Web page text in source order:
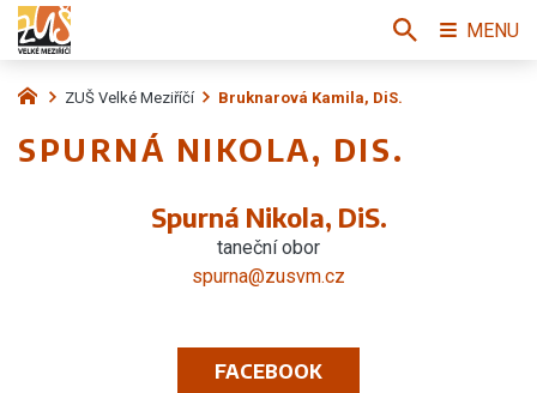
FACEBOOK
ZUŠ Velké Meziříčí Bruknarová Kamila, DiS.
SPURNÁ NIKOLA, DIS.
Spurná Nikola, DiS.
taneční obor
spurna@zusvm.cz
MENU